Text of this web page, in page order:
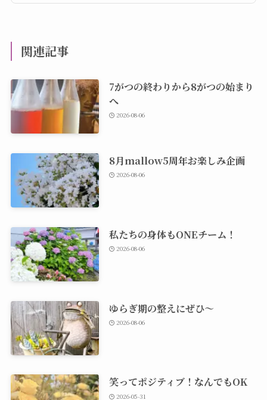
関連記事
7がつの終わりから8がつの始まり
へ
2026-08-06
8月mallow5周年お楽しみ企画
2026-08-06
私たちの身体もONEチーム！
2026-08-06
ゆらぎ期の整えにぜひ～
2026-08-06
笑ってポジティブ！なんでもOK
2026-05-31